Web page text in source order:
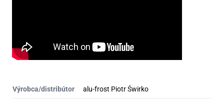
Výrobca/distribútor alu-frost Piotr Świrko